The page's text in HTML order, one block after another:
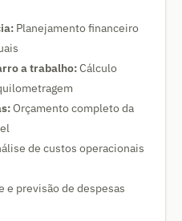
Planejamento financeiro
a trabalho:Cálculo
Orçamento completo da
de custos operacionais
e previsão de despesas